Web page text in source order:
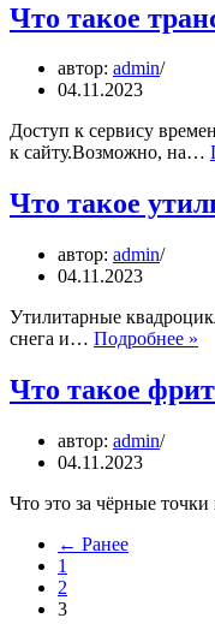
Что такое
автор: admin
04.11.2023
Доступ к сервису
к сайту.Возможно, на…
Что такое
автор: admin
04.11.2023
Утилитарные
снега и… Подробнее »
Что такое
автор: admin
04.11.2023
Что это за чёрные
← Ранее
1
2
3